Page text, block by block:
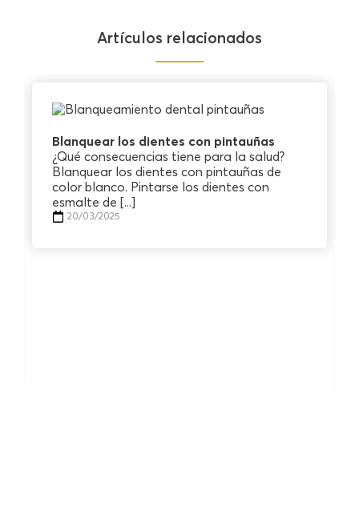
Artículos relacionados
Blanquear los dientes con pintauñas
¿Qué consecuencias tiene para la salud?
Blanquear los dientes con pintauñas de
color blanco. Pintarse los dientes con
esmalte de [...]
20/03/2025